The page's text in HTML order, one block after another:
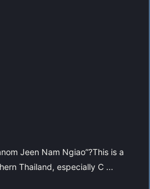
Jeen Nam Ngiao”?This is a
Thailand, especially C ...